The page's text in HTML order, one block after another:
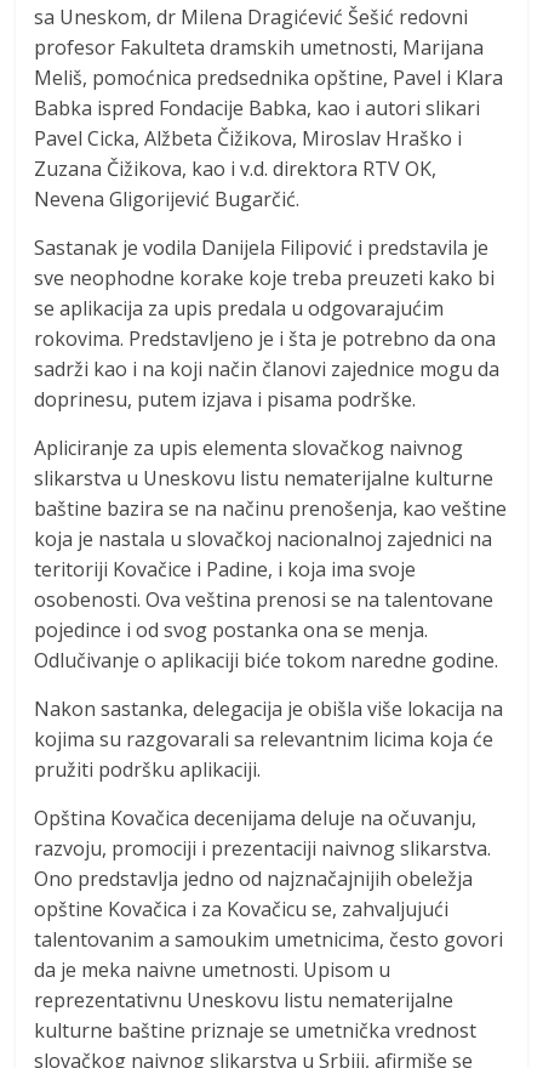
sa Uneskom, dr Milena Dragićević Šešić redovni
profesor Fakulteta dramskih umetnosti, Marijana
Meliš, pomoćnica predsednika opštine, Pavel i Klara
Babka ispred Fondacije Babka, kao i autori slikari
Pavel Cicka, Alžbeta Čižikova, Miroslav Hraško i
Zuzana Čižikova, kao i v.d. direktora RTV OK,
Nevena Gligorijević Bugarčić.
Sastanak je vodila Danijela Filipović i predstavila je
sve neophodne korake koje treba preuzeti kako bi
se aplikacija za upis predala u odgovarajućim
rokovima. Predstavljeno je i šta je potrebno da ona
sadrži kao i na koji način članovi zajednice mogu da
doprinesu, putem izjava i pisama podrške.
Apliciranje za upis elementa slovačkog naivnog
slikarstva u Uneskovu listu nematerijalne kulturne
baštine bazira se na načinu prenošenja, kao veštine
koja je nastala u slovačkoj nacionalnoj zajednici na
teritoriji Kovačice i Padine, i koja ima svoje
osobenosti. Ova veština prenosi se na talentovane
pojedince i od svog postanka ona se menja.
Odlučivanje o aplikaciji biće tokom naredne godine.
Nakon sastanka, delegacija je obišla više lokacija na
kojima su razgovarali sa relevantnim licima koja će
pružiti podršku aplikaciji.
Opština Kovačica decenijama deluje na očuvanju,
razvoju, promociji i prezentaciji naivnog slikarstva.
Ono predstavlja jedno od najznačajnijih obeležja
opštine Kovačica i za Kovačicu se, zahvaljujući
talentovanim a samoukim umetnicima, često govori
da je meka naivne umetnosti. Upisom u
reprezentativnu Uneskovu listu nematerijalne
kulturne baštine priznaje se umetnička vrednost
slovačkog naivnog slikarstva u Srbiji, afirmiše se